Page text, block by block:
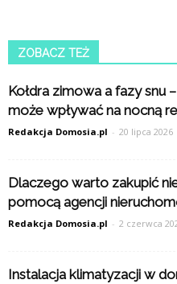
ZOBACZ TEŻ
Kołdra zimowa a fazy
może wpływać na nocną
Redakcja Domosia.pl - 20 lipca 2026
Dlaczego warto zakupić
pomocą agencji
Redakcja Domosia.pl - 2 czerwca
Instalacja klimatyzacji w